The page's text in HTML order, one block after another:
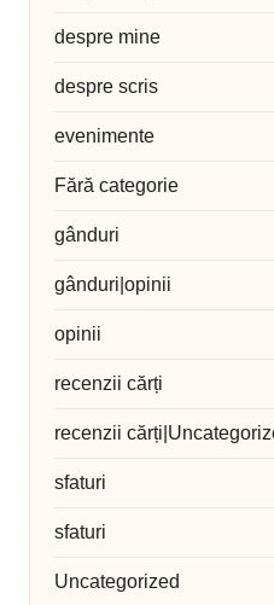
despre mine
despre scris
evenimente
Fără categorie
gânduri
gânduri|opinii
opinii
recenzii cărți
recenzii
sfaturi
sfaturi
Uncategorized